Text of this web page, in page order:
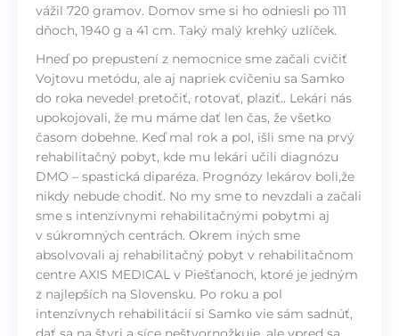
vážil 720 gramov. Domov sme si ho odniesli po 111
dňoch, 1940 g a 41 cm. Taký malý krehký uzlíček.
Hneď po prepustení z nemocnice sme začali cvičiť
Vojtovu metódu, ale aj napriek cvičeniu sa Samko
do roka nevedel pretočiť, rotovať, plaziť.. Lekári nás
upokojovali, že mu máme dať len čas, že všetko
časom dobehne. Keď mal rok a pol, išli sme na prvý
rehabilitačný pobyt, kde mu lekári učili diagnózu
DMO – spastická diparéza. Prognózy lekárov boli,že
nikdy nebude chodiť. No my sme to nevzdali a začali
sme s intenzívnymi rehabilitačnými pobytmi aj
v súkromných centrách. Okrem iných sme
absolvovali aj rehabilitačný pobyt v rehabilitačnom
centre AXIS MEDICAL v Piešťanoch, ktoré je jedným
z najlepších na Slovensku. Po roku a pol
intenzívnych rehabilitácií si Samko vie sám sadnúť,
dať sa na štyri a síce neštvornožkuje, ale vpred sa